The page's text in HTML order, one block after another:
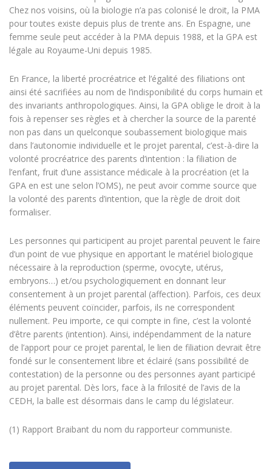
Chez nos voisins, où la biologie n’a pas colonisé le droit, la PMA
pour toutes existe depuis plus de trente ans. En Espagne, une
femme seule peut accéder à la PMA depuis 1988, et la GPA est
légale au Royaume-Uni depuis 1985.
En France, la liberté procréatrice et l’égalité des filiations ont
ainsi été sacrifiées au nom de l’indisponibilité du corps humain et
des invariants anthropologiques. Ainsi, la GPA oblige le droit à la
fois à repenser ses règles et à chercher la source de la parenté
non pas dans un quelconque soubassement biologique mais
dans l’autonomie individuelle et le projet parental, c’est-à-dire la
volonté procréatrice des parents d’intention : la filiation de
l’enfant, fruit d’une assistance médicale à la procréation (et la
GPA en est une selon l’OMS), ne peut avoir comme source que
la volonté des parents d’intention, que la règle de droit doit
formaliser.
Les personnes qui participent au projet parental peuvent le faire
d’un point de vue physique en apportant le matériel biologique
nécessaire à la reproduction (sperme, ovocyte, utérus,
embryons…) et/ou psychologiquement en donnant leur
consentement à un projet parental (affection). Parfois, ces deux
éléments peuvent coïncider, parfois, ils ne correspondent
nullement. Peu importe, ce qui compte in fine, c’est la volonté
d’être parents (intention). Ainsi, indépendamment de la nature
de l’apport pour ce projet parental, le lien de filiation devrait être
fondé sur le consentement libre et éclairé (sans possibilité de
contestation) de la personne ou des personnes ayant participé
au projet parental. Dès lors, face à la frilosité de l’avis de la
CEDH, la balle est désormais dans le camp du législateur.
(1) Rapport Braibant du nom du rapporteur communiste.